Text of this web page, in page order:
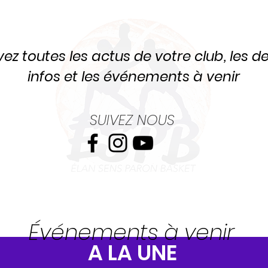
toutes les actus de votre club, les
infos et les événements à venir
SUIVEZ NOUS
A LA UNE
Événements à venir